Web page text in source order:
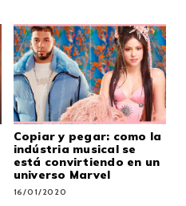
Copiar y pegar: como la
indústria musical se
está convirtiendo en un
universo Marvel
16/01/2020